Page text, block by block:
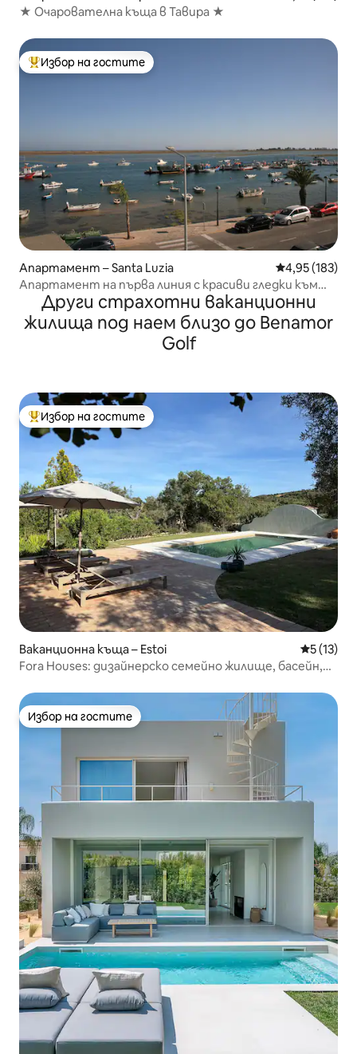
★ Очарователна къща в Тавира ★
Най-популярен избор на гостите
Избор на гостите
Апартамент – Santa Luzia Средна
4,95 (183)
Апартамент на първа линия с красиви гледки към
морето
Други страхотни ваканционни
жилища под наем близо до Benamor
Golf
Най-популярен избор на гостите
Избор на гостите
Ваканционна къща – Estoi Средна
5 (13)
Fora Houses: дизайнерско семейно жилище, басейн,
Избор на гостите
Избор на гостите